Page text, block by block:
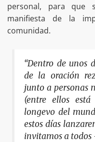
personal, para que
manifiesta de la
comunidad.
“Dentro de unos
de la oración
junto a personas
(entre ellos
longevo del
estos días
invitamos a todos